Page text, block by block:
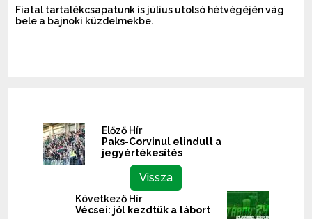
Fiatal tartalékcsapatunk is július utolsó hétvégéjén vág
bele a bajnoki küzdelmekbe.
Előző Hír
Paks-Corvinul elindult a
jegyértékesítés
Vissza
Következő Hír
Vécsei: jól kezdtük a tábort